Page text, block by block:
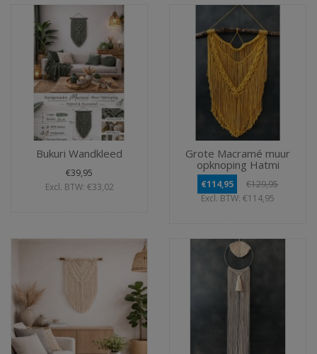
Bukuri Wandkleed
€39,95
Excl. BTW: €33,02
Grote Macramé muur
opknoping Hatmi
€114,95
€129,95
Excl. BTW: €114,95